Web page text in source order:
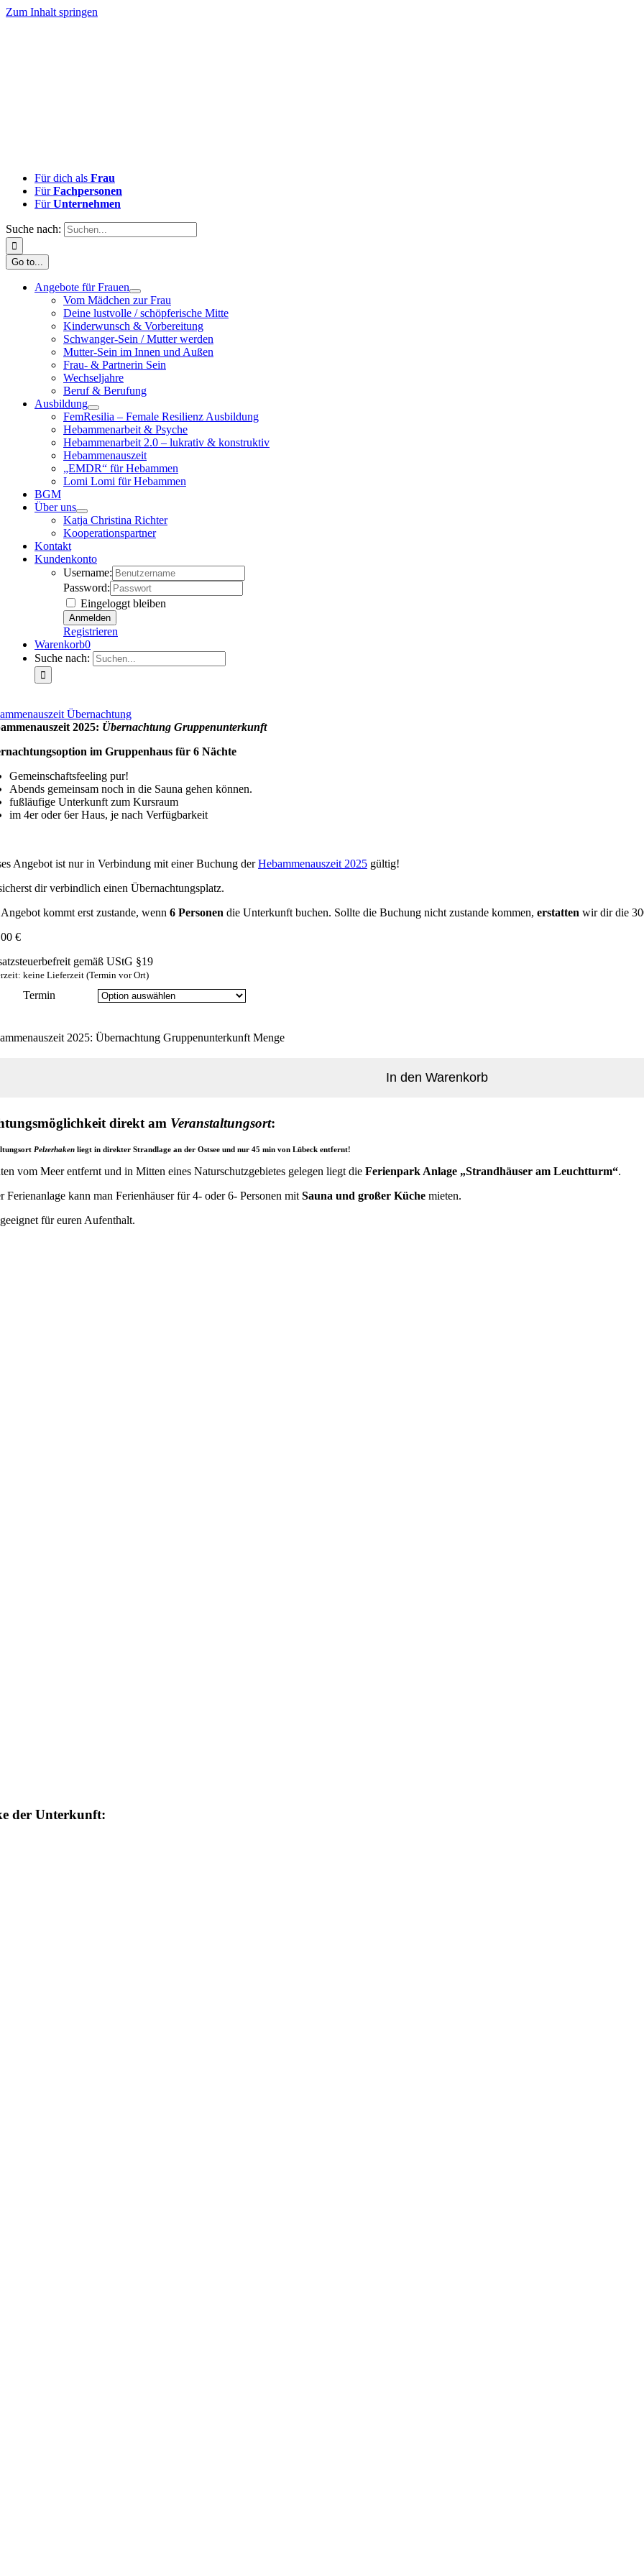
Zum Inhalt springen
Für dich als Frau
FürFachpersonen
FürUnternehmen
Suche nach:
Go to...
Angebote für Frauen
Vom Mädchen zur Frau
Deine lustvolle / schöpferische Mitte
Kinderwunsch & Vorbereitung
Schwanger-Sein / Mutter werden
Mutter-Sein im Innen und Außen
Frau- & Partnerin Sein
Wechseljahre
Beruf & Berufung
Ausbildung
FemResilia – Female Resilienz Ausbildung
Hebammenarbeit & Psyche
Hebammenarbeit 2.0 – lukrativ & konstruktiv
Hebammenauszeit
„EMDR“ für Hebammen
Lomi Lomi für Hebammen
BGM
Über uns
Katja Christina Richter
Kooperationspartner
Kontakt
Kundenkonto
Username:
Password:
Eingeloggt bleiben
Registrieren
Warenkorb0
Suche nach:
Übernachtung
2025: Übernachtung Gruppen­unterkunft
im Gruppenhaus für 6 Nächte
Gemeinschaftsfeeling pur!
Abends gemeinsam noch in die Sauna gehen können.
fußläufige Unterkunft zum Kursraum
im 4er oder 6er Haus, je nach Verfügbarkeit
Angebot ist nur in Verbindung mit einer Buchung derHebammenauszeit 2025 gültig!
dir verbindlich einen Übernachtungsplatz.
kommt erst zustande, wenn 6 Personen die Unterkunft buchen. Sollte die Buchung nicht zustande kommen, erstatten wir dir die
€
gemäß UStG §19
keine Lieferzeit (Termin vor Ort)
Termin
2025: Übernachtung Gruppen­unterkunft Menge
In den Warenkorb
direkt am Veranstaltungsort:
Pelzerhakenliegt in direkter Strandlage an der Ostsee und nur 45 min von Lübeck entfernt!
vom Meer entfernt und in Mitten eines Naturschutzgebietes gelegen liegt die Ferienpark Anlage „Strandhäuser am Leuchtturm“.
Ferienanlage kann man Ferienhäuser für 4- oder 6- Personen mit Sauna und großer Küchemieten.
für euren Aufenthalt.
der Unterkunft: